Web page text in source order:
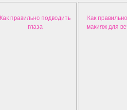
Как правильно подводить
глаза
Как
макияж для